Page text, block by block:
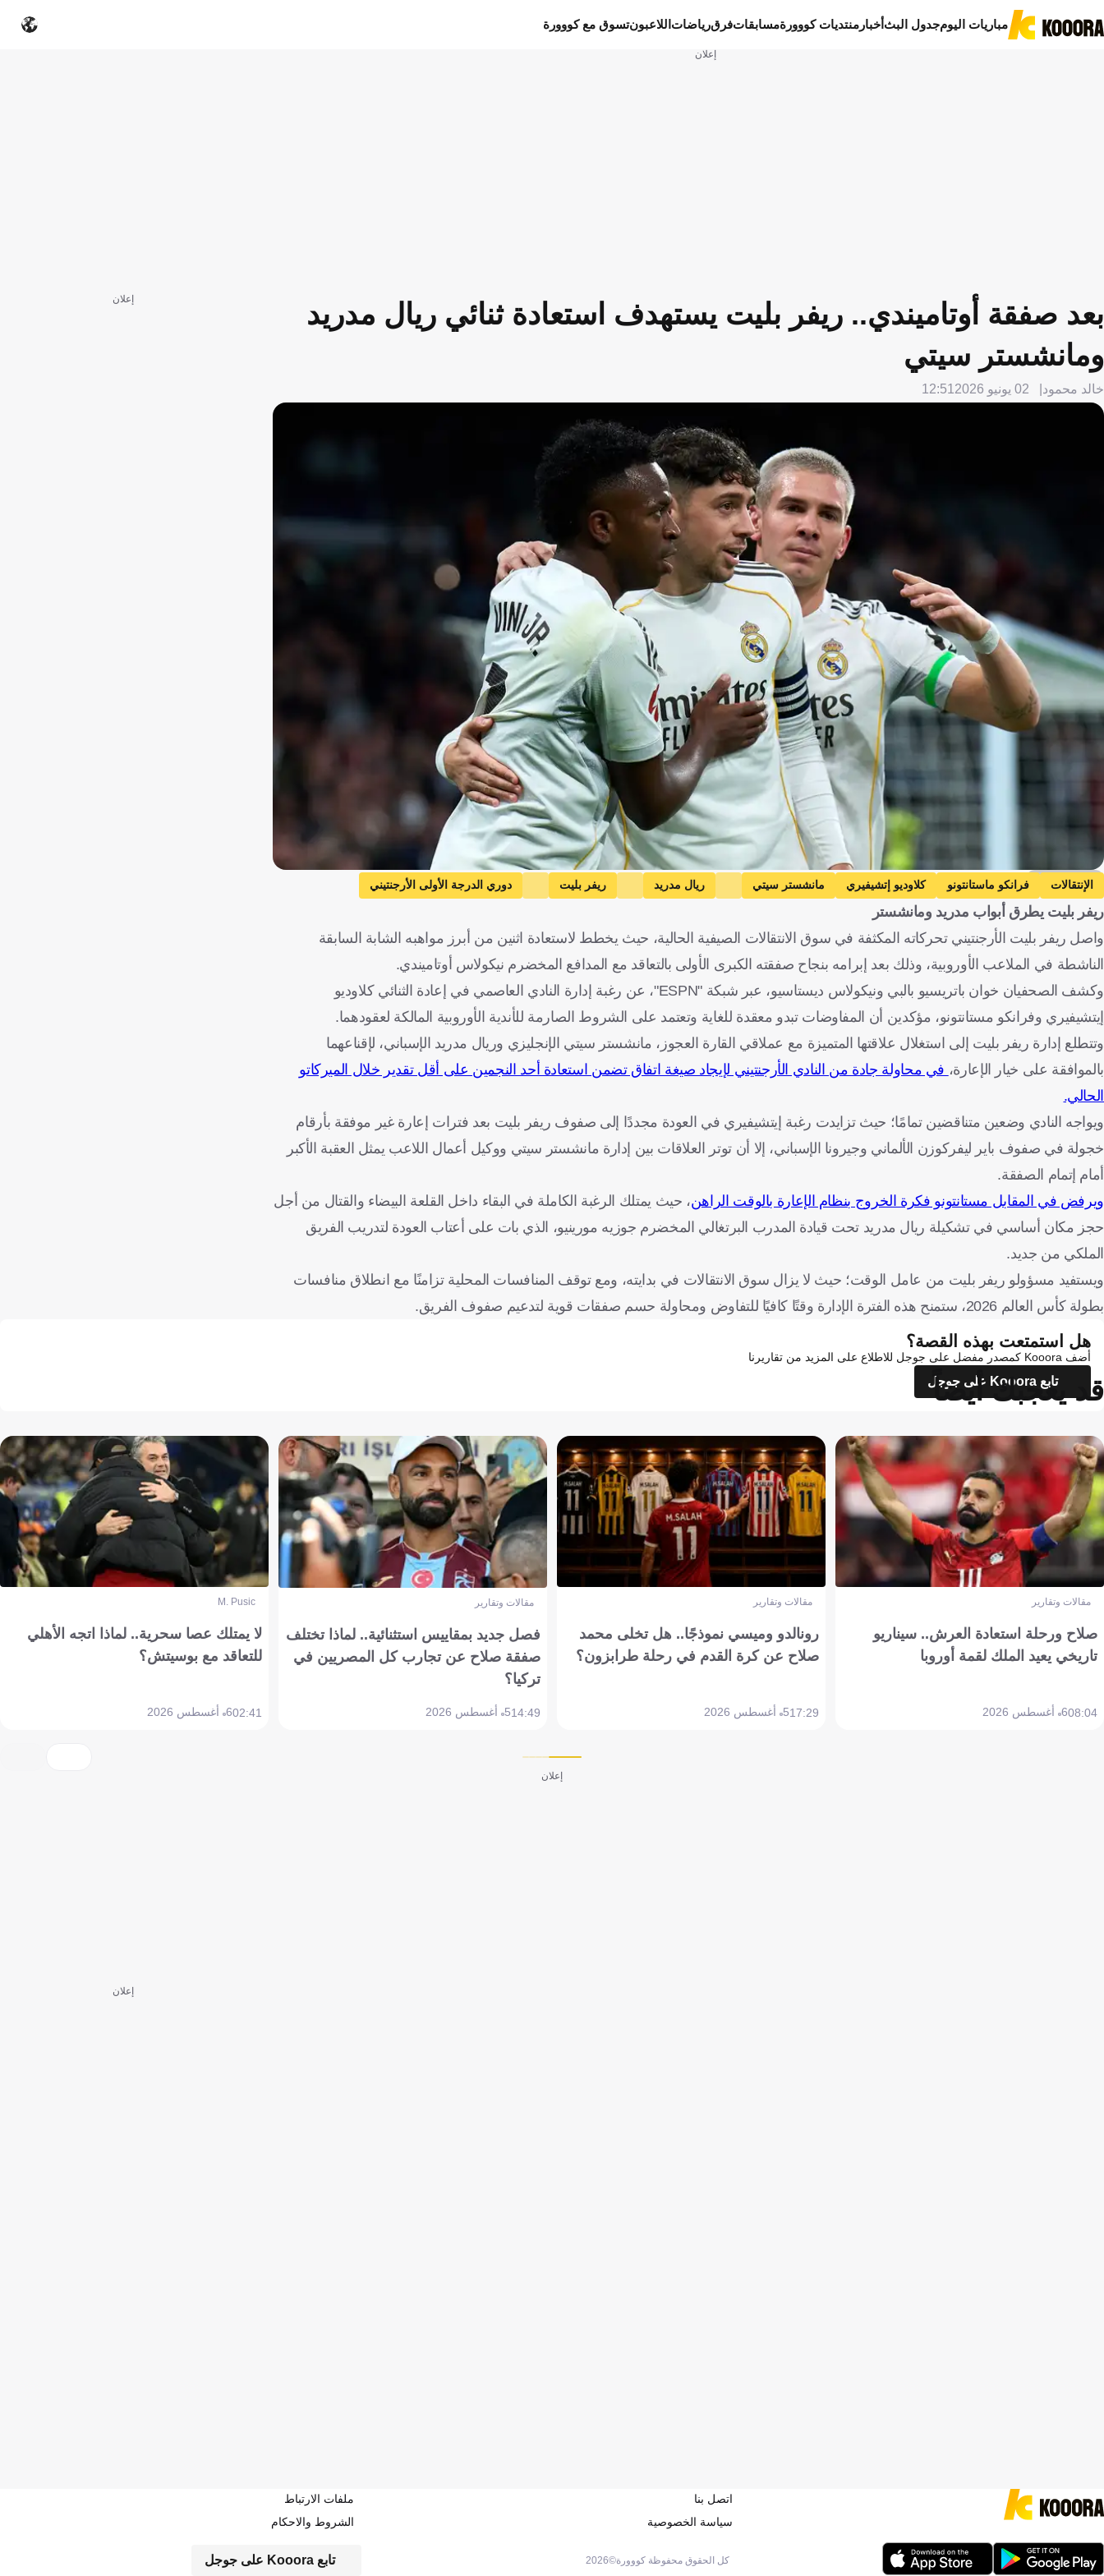
مباريات اليومجدول البثأخبار منتديات كووورةمسابقاتفرقرياضات اللاعبونتسوق مع كووورة
إعلان
بعد صفقة أوتاميندي.. ريفر بليت يستهدف استعادة ثنائي ريال مدريد
ومانشستر سيتي
خالد محمود 02 يونيو 2026 12:51
Getty Images
الإنتقالات فرانكو ماستانتونو كلاوديو إتشيفيري مانشستر سيتي ريال مدريد ريفر بليت
دوري الدرجة الأولى الأرجنتيني
الدوري الإسباني
الدوري الإنجليزي الممتاز
ريفر بليت يطرق أبواب مدريد ومانشستر
واصل ريفر بليت الأرجنتيني تحركاته المكثفة في سوق الانتقالات الصيفية الحالية، حيث يخطط لاستعادة اثنين من أبرز مواهبه الشابة السابقة
الناشطة في الملاعب الأوروبية، وذلك بعد إبرامه بنجاح صفقته الكبرى الأولى بالتعاقد مع المدافع المخضرم نيكولاس أوتاميندي.
وكشف الصحفيان خوان باتريسيو بالبي ونيكولاس ديستاسيو، عبر شبكة "ESPN"، عن رغبة إدارة النادي العاصمي في إعادة الثنائي كلاوديو
إيتشيفيري وفرانكو مستانتونو، مؤكدين أن المفاوضات تبدو معقدة للغاية وتعتمد على الشروط الصارمة للأندية الأوروبية المالكة لعقودهما.
وتتطلع إدارة ريفر بليت إلى استغلال علاقتها المتميزة مع عملاقي القارة العجوز، مانشستر سيتي الإنجليزي وريال مدريد الإسباني، لإقناعهما
بالموافقة على خيار الإعارة، في محاولة جادة من النادي الأرجنتيني لإيجاد صيغة اتفاق تضمن استعادة أحد النجمين على أقل تقدير خلال الميركاتو
الحالي.
ويواجه النادي وضعين متناقضين تمامًا؛ حيث تزايدت رغبة إيتشيفيري في العودة مجددًا إلى صفوف ريفر بليت بعد فترات إعارة غير موفقة بأرقام
خجولة في صفوف باير ليفركوزن الألماني وجيرونا الإسباني، إلا أن توتر العلاقات بين إدارة مانشستر سيتي ووكيل أعمال اللاعب يمثل العقبة الأكبر
أمام إتمام الصفقة.
ويرفض في المقابل مستانتونو فكرة الخروج بنظام الإعارة بالوقت الراهن، حيث يمتلك الرغبة الكاملة في البقاء داخل القلعة البيضاء والقتال من أجل
حجز مكان أساسي في تشكيلة ريال مدريد تحت قيادة المدرب البرتغالي المخضرم جوزيه مورينيو، الذي بات على أعتاب العودة لتدريب الفريق
الملكي من جديد.
ويستفيد مسؤولو ريفر بليت من عامل الوقت؛ حيث لا يزال سوق الانتقالات في بدايته، ومع توقف المنافسات المحلية تزامنًا مع انطلاق منافسات
بطولة كأس العالم 2026، ستمنح هذه الفترة الإدارة وقتًا كافيًا للتفاوض ومحاولة حسم صفقات قوية لتدعيم صفوف الفريق.
إعلان
هل استمتعت بهذه القصة؟
أضف Kooora كمصدر مفضل على جوجل للاطلاع على المزيد من تقاريرنا
تابع Kooora على جوجل
قد يعجبك أيضاً
مقالات وتقارير
صلاح ورحلة استعادة العرش.. سيناريو
تاريخي يعيد الملك لقمة أوروبا
08:046 أغسطس 2026
مقالات وتقارير
رونالدو وميسي نموذجًا.. هل تخلى محمد
صلاح عن كرة القدم في رحلة طرابزون؟
17:295 أغسطس 2026
مقالات وتقارير
فصل جديد بمقاييس استثنائية.. لماذا تختلف
صفقة صلاح عن تجارب كل المصريين في
تركيا؟
14:495 أغسطس 2026
M. Pusic
لا يمتلك عصا سحرية.. لماذا اتجه الأهلي
للتعاقد مع بوسيتش؟
02:416 أغسطس 2026
إعلان
إعلان
كل الحقوق محفوظة كووورة©2026 تابع Kooora على جوجل
اتصل بنا
ملفات الارتباط
سياسة الخصوصية
الشروط والاحكام